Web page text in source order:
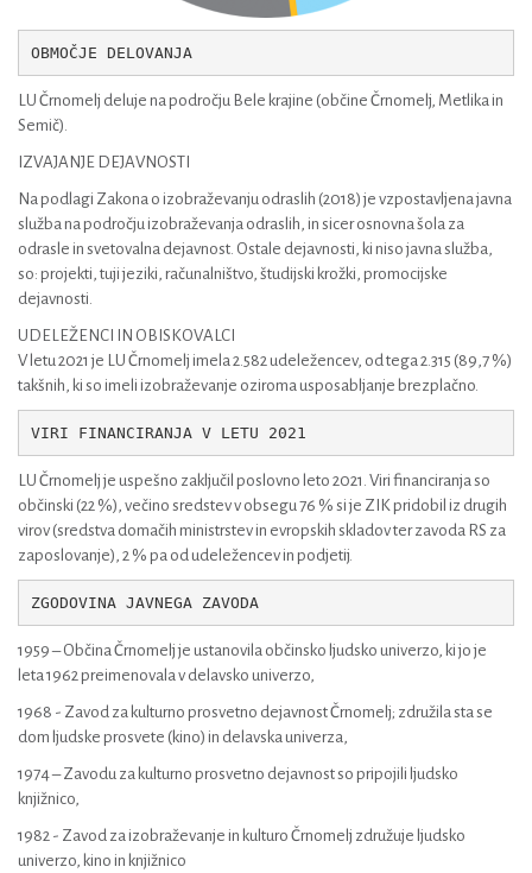
OBMOČJE DELOVANJA
LU Črnomelj deluje na področju Bele krajine (občine Črnomelj, Metlika in
Semič).
IZVAJANJE DEJAVNOSTI
Na podlagi Zakona o izobraževanju odraslih (2018) je vzpostavljena javna
služba na področju izobraževanja odraslih, in sicer osnovna šola za
odrasle in svetovalna dejavnost. Ostale dejavnosti, ki niso javna služba,
so: projekti, tuji jeziki, računalništvo, študijski krožki, promocijske
dejavnosti.
UDELEŽENCI IN OBISKOVALCI
V letu 2021 je LU Črnomelj imela 2.582 udeležencev, od tega 2.315 (89,7 %)
takšnih, ki so imeli izobraževanje oziroma usposabljanje brezplačno.
VIRI FINANCIRANJA V LETU 2021
LU Črnomelj je uspešno zaključil poslovno leto 2021. Viri financiranja so
občinski (22 %), večino sredstev v obsegu 76 % si je ZIK pridobil iz drugih
virov (sredstva domačih ministrstev in evropskih skladov ter zavoda RS za
zaposlovanje), 2 % pa od udeležencev in podjetij.
ZGODOVINA JAVNEGA ZAVODA
1959 – Občina Črnomelj je ustanovila občinsko ljudsko univerzo, ki jo je
leta 1962 preimenovala v delavsko univerzo,
1968 - Zavod za kulturno prosvetno dejavnost Črnomelj; združila sta se
dom ljudske prosvete (kino) in delavska univerza,
1974 – Zavodu za kulturno prosvetno dejavnost so pripojili ljudsko
knjižnico,
1982 - Zavod za izobraževanje in kulturo Črnomelj združuje ljudsko
univerzo, kino in knjižnico